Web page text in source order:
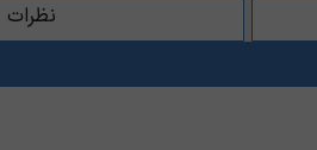
نظرات